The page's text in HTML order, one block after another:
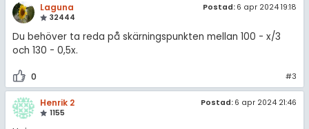
Laguna
32444
Postad: 6 apr 2024 19:18
Du behöver ta reda på skärningspunkten mellan 100 - x/3
och 130 - 0,5x.
0 #3
Henrik 2
1155
Postad: 6 apr 2024 21:46